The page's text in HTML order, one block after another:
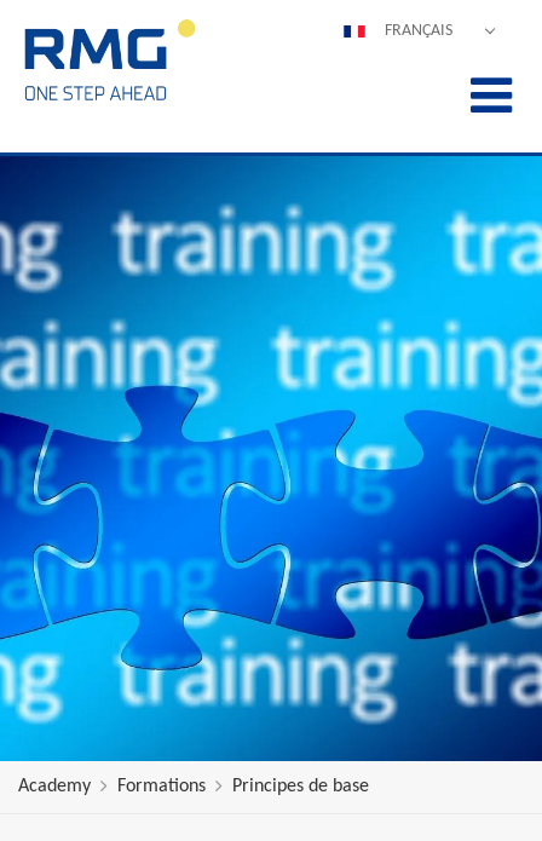
FRANÇAIS
ITALIANO
中文
Academy Formations Principes de base